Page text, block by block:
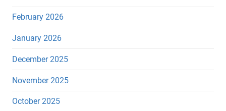
February 2026
January 2026
December 2025
November 2025
October 2025